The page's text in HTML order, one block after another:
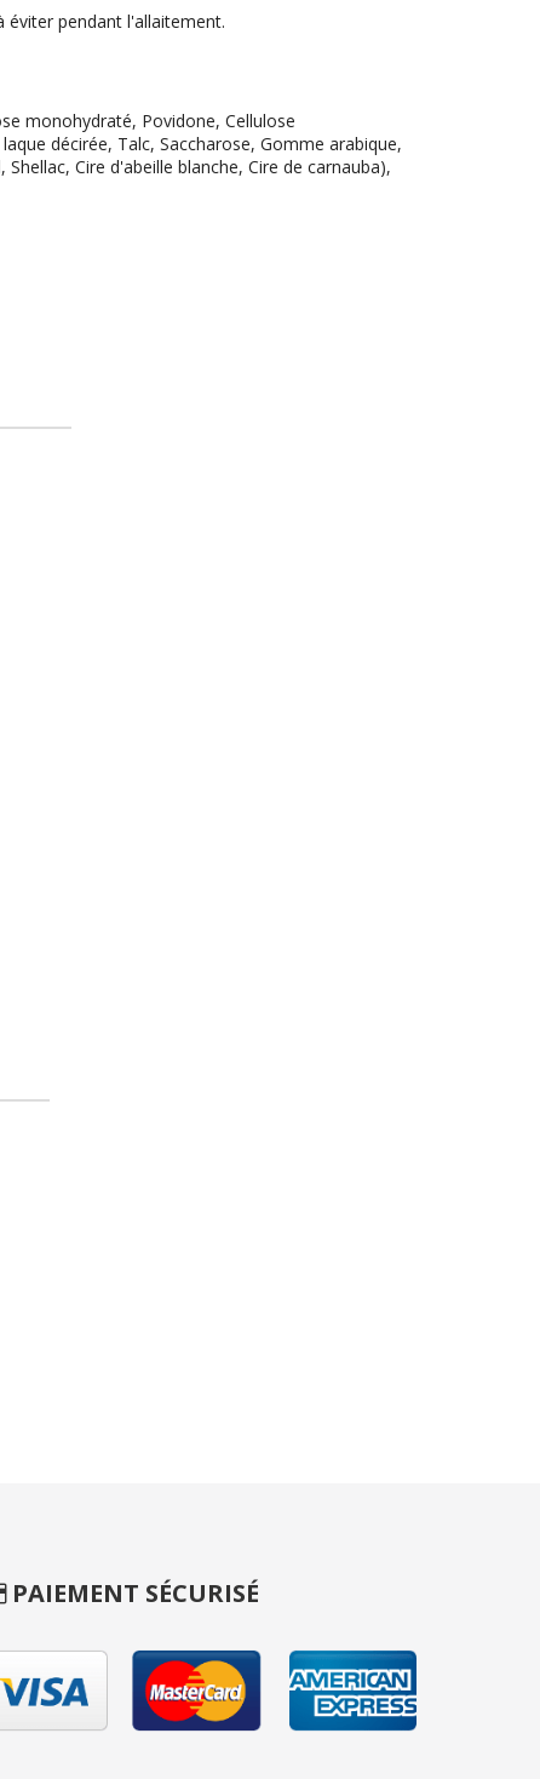
éviter pendant l'allaitement.
monohydraté, Povidone, Cellulose
décirée, Talc, Saccharose, Gomme arabique,
Cire d'abeille blanche, Cire de carnauba),
PAIEMENT SÉCURISÉ